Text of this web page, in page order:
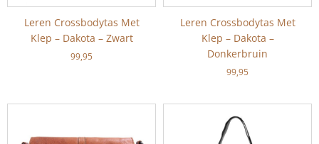
Leren Crossbodytas Met
Klep – Dakota – Zwart
99,95
Leren Crossbodytas Met
Klep – Dakota –
Donkerbruin
99,95